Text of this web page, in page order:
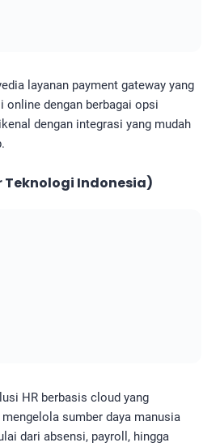
layanan payment gateway yang
dengan berbagai opsi
dengan integrasi yang mudah
Teknologi Indonesia)
HR berbasis cloud yang
sumber daya manusia
dari absensi, payroll, hingga